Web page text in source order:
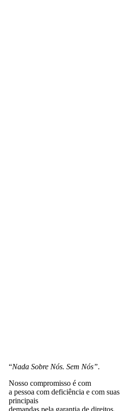
“Nada Sobre Nós. Sem Nós”.
Nosso compromisso é com
a pessoa com deficiência e com suas
principais